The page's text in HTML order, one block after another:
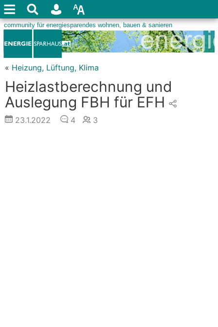
« Heizung, Lüftung, Klima
Heizlastberechnung und
Auslegung FBH für EFH
23.1.2022 4 3